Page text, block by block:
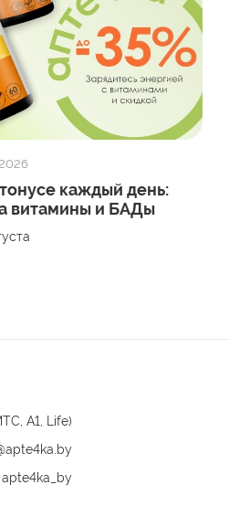
каждый день:
витамины и БАДы
A1, Life)
apte4ka_by